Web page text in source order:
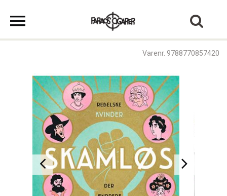
Varenr. 9788770857420